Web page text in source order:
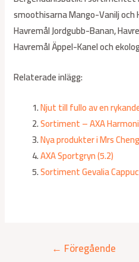
smoothisarna Mango-Vanilj
Havremål Jordgubb-Banan,
Havremål Äppel-Kanel och
Relaterade inlägg:
Njut till fullo av en
Sortiment – AXA
Nya produkter i Mrs
AXA Sportgryn (5.2)
Sortiment Gevalia
← Föregående